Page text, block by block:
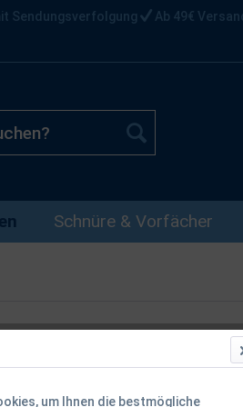
Sendungsverfolgung Ab 49€
Schnüre & Vorfächer
Shimano
um Ihnen die bestmögliche